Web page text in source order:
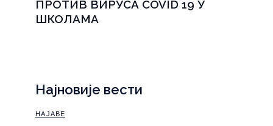
ПРОТИВ ВИРУСА COVID 19 У
ШКОЛАМА
Најновије вести
НАЈАВЕ